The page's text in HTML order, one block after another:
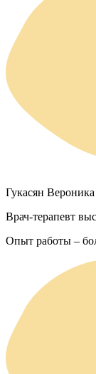
Гукасян
Врач-терапевт
Опыт работы –